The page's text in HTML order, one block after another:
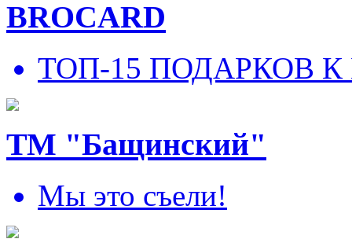
BROCARD
ТОП-15 ПОДАРКОВ
ТМ "Бащинский"
Мы это съели!